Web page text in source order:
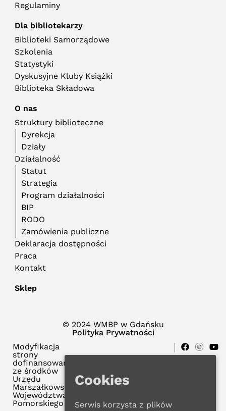
Regulaminy
Dla bibliotekarzy
Biblioteki Samorządowe
Szkolenia
Statystyki
Dyskusyjne Kluby Książki
Biblioteka Składowa
O nas
Struktury biblioteczne
Dyrekcja
Działy
Działalność
Statut
Strategia
Program działalności
BIP
RODO
Zamówienia publiczne
Deklaracja dostępności
Praca
Kontakt
Sklep
© 2024 WMBP w Gdańsku
Polityka Prywatności
Modyfikacja
strony
dofinansowana
ze środków
Urzędu
Marszałkowskiego
Województwa
Pomorskiego
Cookies
Serwis korzysta z plików